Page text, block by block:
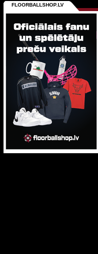
FLOORBALLSHOP.LV